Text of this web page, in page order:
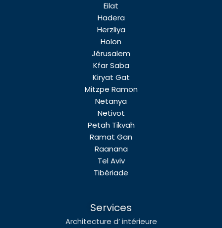
Eilat
Hadera
Herzliya
Holon
Jérusalem
Kfar Saba
Kiryat Gat
Mitzpe Ramon
Netanya
Netivot
Petah Tikvah
Ramat Gan
Raanana
Tel Aviv
Tibériade
Services
Architecture d’ intérieure